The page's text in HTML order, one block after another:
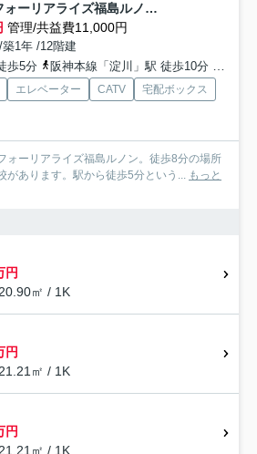
Alivis福島海老江(旧フォーリアライズ福島ルノン)
管理/共益費11,000円
1年 /12階建
歩5分
阪神本線「淀川」駅 徒歩10分 地下
エレベーター CATV
宅配ボックス
ォーリアライズ福島ルノン。徒歩8分の場所
があります。駅から徒歩5分という... もっと
円
㎡ / 1K
円
㎡ / 1K
円
㎡ / 1K